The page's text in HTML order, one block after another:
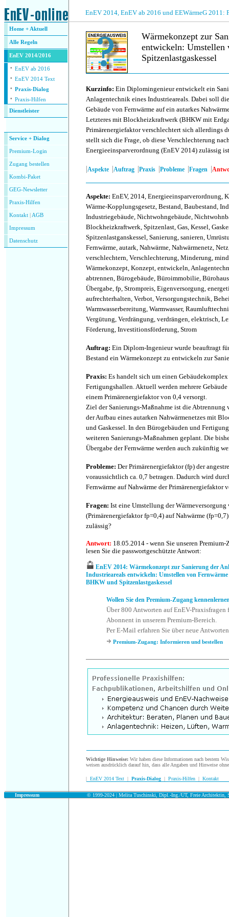
EnEV 2014, EnEV ab 2016 und EEWärmeG 2011:
Home + Aktuell
Alle Regeln
EnEV 2014/2016
· EnEV ab 2016
· EnEV 2014 Text
· Praxis-Dialog
· Praxis-Hilfen
Dienstleister
Service + Dialog
Premium-Login
Zugang bestellen
Kombi-Paket
GEG-Newsletter
Praxis-Hilfen
Kontakt AGB
Impressum
Datenschutz
Wärmekonzept zur
entwickeln: Umstellen
Spitzenlastgaskessel
Kurzinfo: Ein Diplomingenieur entwickelt ein
Anlagentechnik eines Industrieareals. Dabei soll
Gebäude von Fernwärme auf ein autarkes
Letzteres mit Blockheizkraftwerk (BHKW mit
Primärenergiefaktor verschlechtert sich allerdings
stellt sich die Frage, ob diese Verschlechterung
Energieeinsparverordnung (EnEV 2014) zulässig
|Aspekte |Auftrag |Praxis |Probleme |Fragen |
Aspekte: EnEV, 2014, Energieeinsparverordnung,
Wärme-Kopplungsgesetz, Bestand, Baubestand,
Industriegebäude, Nichtwohngebäude,
Blockheizkraftwerk, Spitzenlast, Gas, Kessel,
Spitzenlastganskessel, Sanierung, sanieren,
Fernwärme, autark, Nahwärme, Nahwärmenetz,
verschlechtern, Verschlechterung, Minderung,
Wärmekonzept, Konzept, entwickeln,
abtrennen, Bürogebäude, Büroimmobilie,
Übergabe, fp, Strompreis, Eigenversorgung,
aufrechterhalten, Verbot, Versorgungstechnik,
Warmwasserbereitung, Warmwasser,
Vergütung, Verdrängung, verdrängen, elektrisch,
Förderung, Investitionsförderung, Strom
Auftrag: Ein Diplom-Ingenieur wurde beauftragt
Bestand ein Wärmekonzept zu entwickeln zur
Praxis: Es handelt sich um einen
Fertigungshallen. Aktuell werden mehrere
einem Primärenergiefaktor von 0,4 versorgt.
Ziel der Sanierungs-Maßnahme ist die Abtrennung
der Aufbau eines autarken Nahwärmenetzes mit
und Gaskessel. In den Bürogebäuden und
weiteren Sanierungs-Maßnahmen geplant. Die
Übergabe der Fernwärme werden auch zukünftig
Probleme: Der Primärenergiefaktor (fp) der
voraussichtlich ca. 0,7 betragen. Dadurch wird
Fernwärme auf Nahwärme der Primärenergiefaktor
Fragen: Ist eine Umstellung der Wärmeversorgung
(Primärenergiefaktor fp=0,4) auf Nahwärme
zulässig?
Antwort: 18.05.2014 - wenn Sie unseren
lesen Sie die passwortgeschützte Antwort:
EnEV 2014: Wärmekonzept zur Sanierung der
Industrieareals entwickeln: Umstellen von
BHKW und Spitzenlastgaskessel
Wollen Sie den Premium-Zugang
Über 800 Antworten auf EnEV-Praxisfragen
Abonnent in unserem Premium-Bereich.
Per E-Mail erfahren Sie über neue
Premium-Zugang: Informieren und bestellen
Wichtige Hinweise: Wir haben diese Informationen nach bestem
weisen ausdrücklich darauf hin, dass alle Angaben und Hinweise
| EnEV 2014 Text | Praxis-Dialog | Praxis-Hilfen | Kontakt
Impressum © 1999-2024 | Melita Tuschinski, Dipl.-Ing./UT, Freie Architektin,